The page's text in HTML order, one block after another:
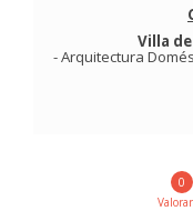
Villa
-Arquitectura
0
Valorar